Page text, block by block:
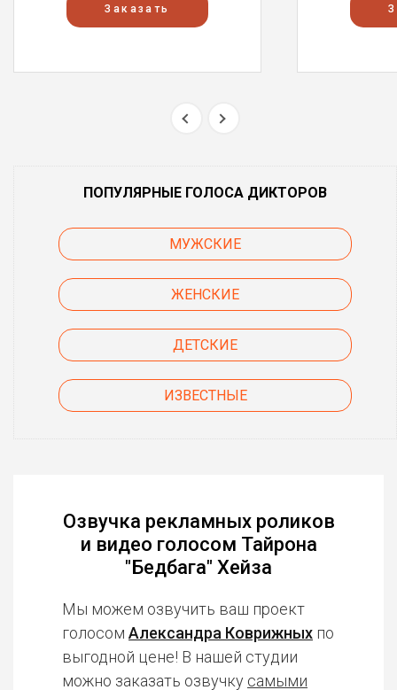
Заказать
ПОПУЛЯРНЫЕ ГОЛОСА ДИКТОРОВ
МУЖСКИЕ
ЖЕНСКИЕ
ДЕТСКИЕ
ИЗВЕСТНЫЕ
Озвучка рекламных роликов
и видео голосом Тайрона
"Бедбага" Хейза
Мы можем озвучить ваш проект
голосом Александра Коврижных по
выгодной цене! В нашей студии
можно заказать озвучку самыми